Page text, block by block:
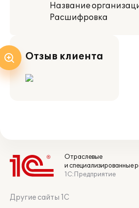
Название
Расшифровка
Отзыв клиента
Отраслевые
и специализированные
1С:Предприятие
Другие сайты 1С